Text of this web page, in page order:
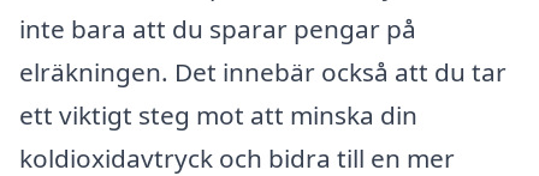
inte bara att du sparar pengar på
elräkningen. Det innebär också att du tar
ett viktigt steg mot att minska din
koldioxidavtryck och bidra till en mer